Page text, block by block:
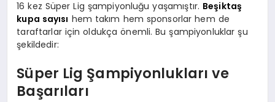
16 kez Süper Lig şampiyonluğu yaşamıştır. Beşiktaş
kupa sayısı hem takım hem sponsorlar hem de
taraftarlar için oldukça önemli. Bu şampiyonluklar şu
şekildedir:
Süper Lig Şampiyonlukları ve
Başarıları